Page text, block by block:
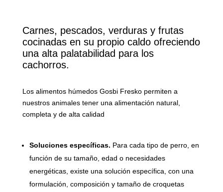
Carnes, pescados, verduras y frutas
cocinadas en su propio caldo ofreciendo
una alta palatabilidad para los
cachorros.
Los alimentos húmedos Gosbi Fresko permiten a
nuestros animales tener una alimentación natural,
completa y de alta calidad
Soluciones específicas. Para cada tipo de perro, en
función de su tamaño, edad o necesidades
energéticas, existe una solución específica, con una
formulación, composición y tamaño de croquetas